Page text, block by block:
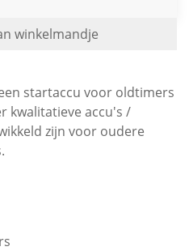
winkelmandje
startaccu voor oldtimers
kwalitatieve accu's /
zijn voor oudere